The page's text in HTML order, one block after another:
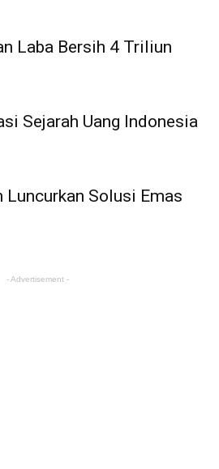
Laba Bersih 4 Triliun
Sejarah Uang Indonesia
Luncurkan Solusi Emas
- Advertisement -